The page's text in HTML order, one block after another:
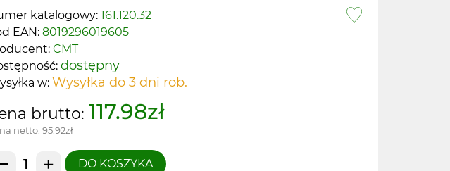
katalogowy: 161.120.32
EAN: 8019296019605
CMT
dostępny
w: Wysyłka do 3 dni rob.
brutto: 117.98zł
netto: 95.92zł
DO KOSZYKA